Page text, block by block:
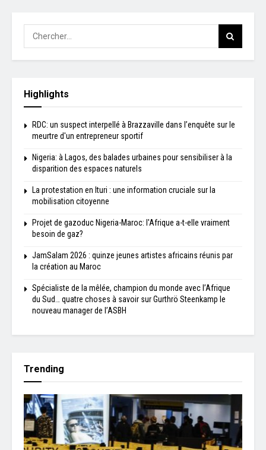
Highlights
RDC: un suspect interpellé à Brazzaville dans l’enquête sur le
meurtre d'un entrepreneur sportif
Nigeria: à Lagos, des balades urbaines pour sensibiliser à la
disparition des espaces naturels
La protestation en Ituri : une information cruciale sur la
mobilisation citoyenne
Projet de gazoduc Nigeria-Maroc: l'Afrique a-t-elle vraiment
besoin de gaz?
JamSalam 2026 : quinze jeunes artistes africains réunis par
la création au Maroc
Spécialiste de la mêlée, champion du monde avec l’Afrique
du Sud… quatre choses à savoir sur Gurthrö Steenkamp le
nouveau manager de l’ASBH
Trending